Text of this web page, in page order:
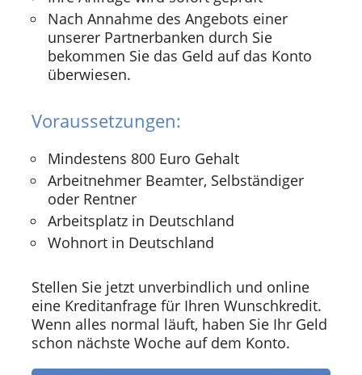
Nach Annahme des Angebots einer
unserer Partnerbanken durch Sie
bekommen Sie das Geld auf das Konto
überwiesen.
Voraussetzungen:
Mindestens 800 Euro Gehalt
Arbeitnehmer Beamter, Selbständiger
oder Rentner
Arbeitsplatz in Deutschland
Wohnort in Deutschland
Stellen Sie jetzt unverbindlich und online
eine Kreditanfrage für Ihren Wunschkredit.
Wenn alles normal läuft, haben Sie Ihr Geld
schon nächste Woche auf dem Konto.